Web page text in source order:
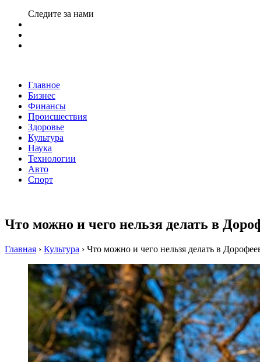
Следите за нами
Главное
Бизнес
Финансы
Происшествия
Здоровье
Культура
Наука
Технологии
Авто
Спорт
Что можно и чего нельзя делать в
Главная › Культура › Что можно и чего нельзя делать в